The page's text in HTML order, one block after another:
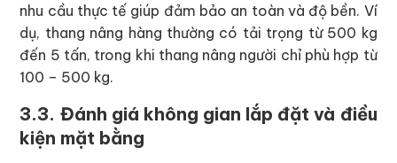
nhu cầu thực tế giúp đảm bảo an toàn và độ bền. Ví
dụ, thang nâng hàng thường có tải trọng từ 500 kg
đến 5 tấn, trong khi thang nâng người chỉ phù hợp từ
100 – 500 kg.
3.3. Đánh giá không gian lắp đặt và điều
kiện mặt bằng